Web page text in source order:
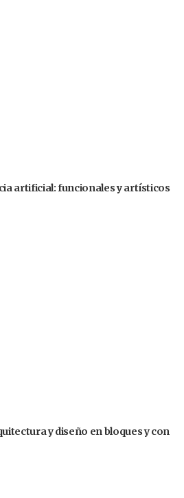
artificial: funcionales y artísticos
y diseño en bloques y con